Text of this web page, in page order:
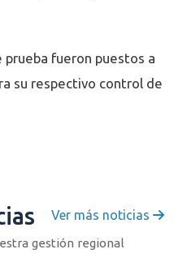
fueron puestos a
su respectivo control de
Ver más noticias
gestión regional